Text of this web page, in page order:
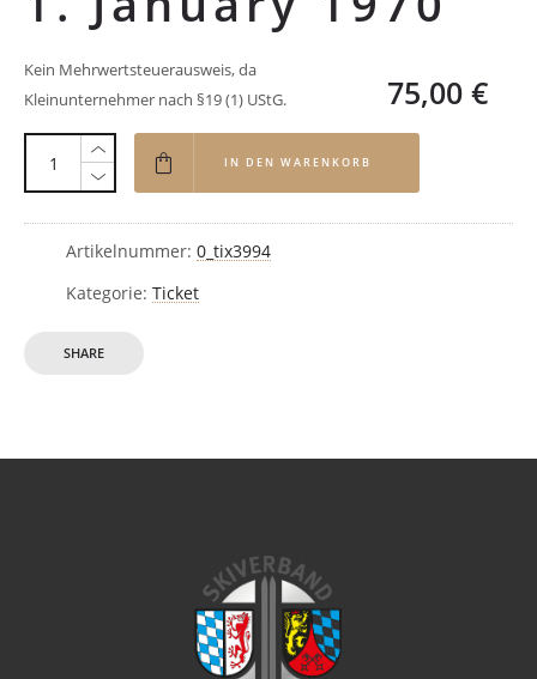
Kein Mehrwertsteuerausweis, da
Kleinunternehmer nach §19 (1) UStG.
75,00 €
IN DEN WARENKORB
Artikelnummer: 0_tix3994
Kategorie: Ticket
SHARE